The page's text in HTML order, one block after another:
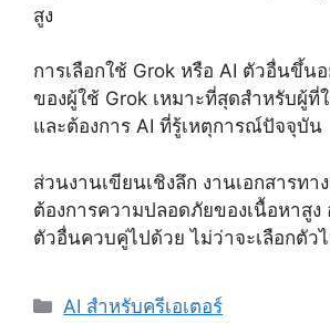
สูง
การเลือกใช้ Grok หรือ AI ตัวอื่นขึ้น
ของผู้ใช้ Grok เหมาะที่สุดสำหรับผู้ที่
และต้องการ AI ที่รู้เหตุการณ์ปัจจุบัน
ส่วนงานเขียนเชิงลึก งานเอกสารทา
ต้องการความปลอดภัยของเนื้อหาสูง
ตัวอื่นควบคู่ไปด้วย ไม่ว่าจะเลือกตัว
Categories
AI สำหรับครีเอเตอร์